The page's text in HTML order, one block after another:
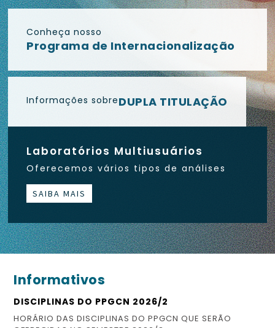
Conheça nosso
Programa de Internacionalização
Informações sobreDUPLA TITULAÇÃO
Laboratórios Multiusuários
Oferecemos vários tipos de análises
SAIBA MAIS
Informativos
DISCIPLINAS DO PPGCN 2026/2
HORÁRIO DAS DISCIPLINAS DO PPGCN QUE SERÃO